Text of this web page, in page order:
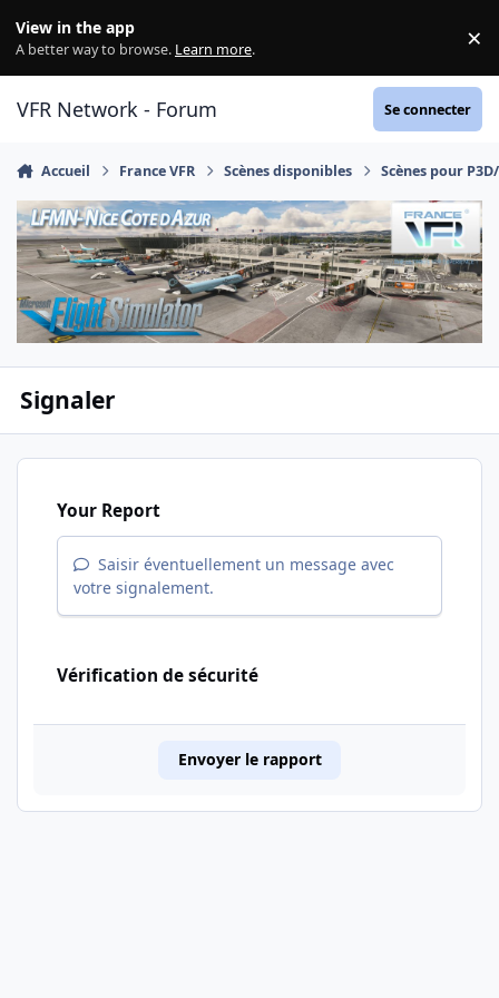
View in the app
A better way to browse. Learn more. ×
VFR Network - Forum Se connecter
Accueil France VFR Scènes disponibles Scènes pour
Signaler
Your Report
Saisir éventuellement un message avec
votre signalement.
Vérification de sécurité
Envoyer le rapport